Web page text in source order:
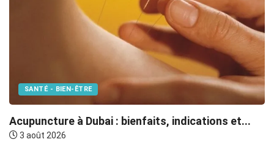
SANTÉ - BIEN-ÊTRE
Acupuncture à Dubai : bienfaits, indications et...
3 août 2026